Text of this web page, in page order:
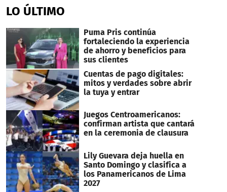
of
2
26
seconds
LO ÚLTIMO
Puma Pris continúa
fortaleciendo la experiencia
de ahorro y beneficios para
sus clientes
Cuentas de pago digitales:
mitos y verdades sobre abrir
la tuya y entrar
Juegos Centroamericanos:
confirman artista que cantará
en la ceremonia de clausura
Lily Guevara deja huella en
Santo Domingo y clasifica a
los Panamericanos de Lima
2027